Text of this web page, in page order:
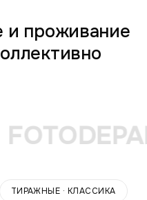
и проживание
ТИРАЖНЫЕ · КЛАССИКА